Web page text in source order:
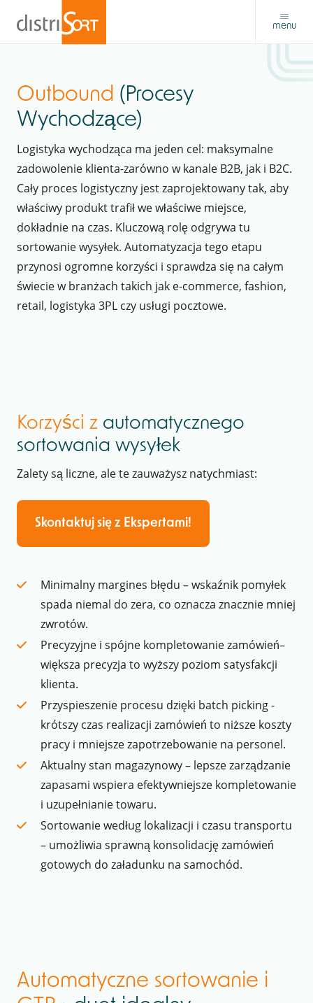
menu
Outbound (Procesy
Wychodzące)
Logistyka wychodząca ma jeden cel: maksymalne
zadowolenie klienta-zarówno w kanale B2B, jak i B2C.
Cały proces logistyczny jest zaprojektowany tak, aby
właściwy produkt trafił we właściwe miejsce,
dokładnie na czas. Kluczową rolę odgrywa tu
sortowanie wysyłek. Automatyzacja tego etapu
przynosi ogromne korzyści i sprawdza się na całym
świecie w branżach takich jak e-commerce, fashion,
retail, logistyka 3PL czy usługi pocztowe.
Korzyści z automatycznego
sortowania wysyłek
Zalety są liczne, ale te zauważysz natychmiast:
Skontaktuj się z Ekspertami!
Minimalny margines błędu – wskaźnik pomyłek
spada niemal do zera, co oznacza znacznie mniej
zwrotów.
Precyzyjne i spójne kompletowanie zamówień–
większa precyzja to wyższy poziom satysfakcji
klienta.
Przyspieszenie procesu dzięki batch picking -
krótszy czas realizacji zamówień to niższe koszty
pracy i mniejsze zapotrzebowanie na personel.
Aktualny stan magazynowy – lepsze zarządzanie
zapasami wspiera efektywniejsze kompletowanie
i uzupełnianie towaru.
Sortowanie według lokalizacji i czasu transportu
– umożliwia sprawną konsolidację zamówień
gotowych do załadunku na samochód.
Automatyczne sortowanie i